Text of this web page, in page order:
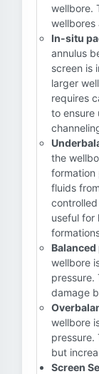
wellbore.
wellbores
In-situ
annulus
screen is
larger
requires
to ensure
the
formation
fluids
useful for
wellbore
pressure.
damage
wellbore
pressure.
but
Screen